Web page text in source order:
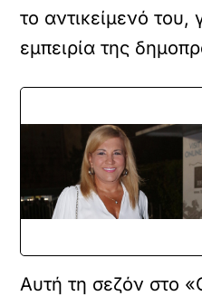
το αντικείμενό του,
εμπειρία της
Αυτή τη σεζόν στο